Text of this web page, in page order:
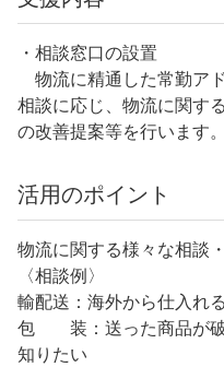
・相談窓⼝の設置
物流に精通した常勤ア
相談に応じ、物流に関す
の改善提案等を⾏います。
活用のポイント
物流に関する様々な相談
〈相談例〉
輸配送：海外から仕入れ
包 装：送った商品が破
知りたい